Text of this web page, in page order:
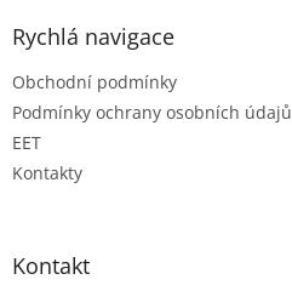
Rychlá navigace
Obchodní podmínky
Podmínky ochrany osobních údajů
EET
Kontakty
Kontakt